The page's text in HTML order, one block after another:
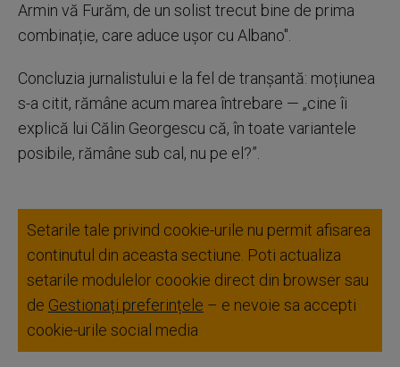
Armin vă Furăm, de un solist trecut bine de prima
combinație, care aduce ușor cu Albano".
Concluzia jurnalistului e la fel de tranșantă: moțiunea
s-a citit, rămâne acum marea întrebare — „cine îi
explică lui Călin Georgescu că, în toate variantele
posibile, rămâne sub cal, nu pe el?”.
Setarile tale privind cookie-urile nu permit afisarea
continutul din aceasta sectiune. Poti actualiza
setarile modulelor coookie direct din browser sau
de Gestionați preferințele – e nevoie sa accepti
cookie-urile social media